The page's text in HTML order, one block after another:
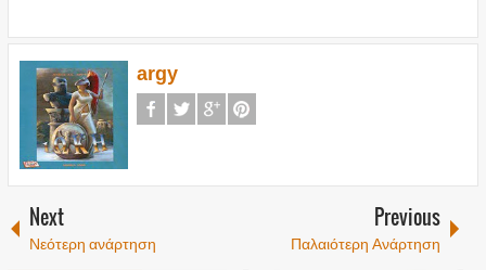
argy
Next
Νεότερη ανάρτηση
Previous
Παλαιότερη Ανάρτηση